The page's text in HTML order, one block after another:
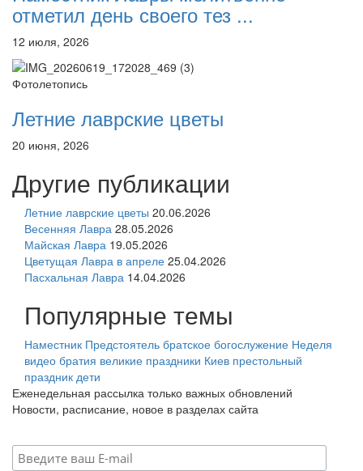
отметил день своего тез ...
12 июля, 2026
Фотолетопись
Летние лаврские цветы
20 июня, 2026
Другие публикации
Летние лаврские цветы 20.06.2026
Весенняя Лавра 28.05.2026
Майская Лавра 19.05.2026
Цветущая Лавра в апреле 25.04.2026
Пасхальная Лавра 14.04.2026
Популярные темы
Наместник Предстоятель братское богослужение Неделя
видео братия великие праздники Киев престольный
праздник дети
Еженедельная рассылка только важных обновлений
Новости, расписание, новое в разделах сайта